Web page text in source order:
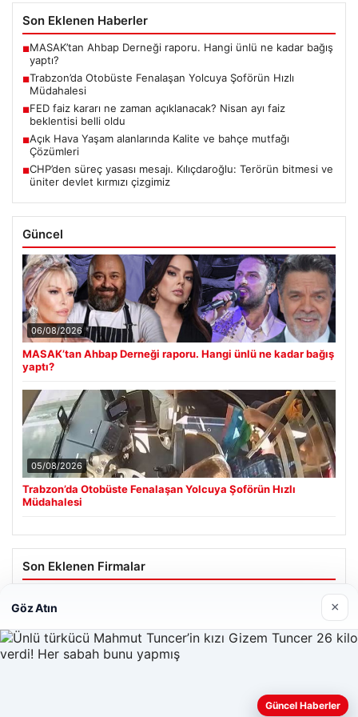
Son Eklenen Haberler
■MASAK’tan Ahbap Derneği raporu. Hangi ünlü ne kadar bağış
yaptı?
■Trabzon’da Otobüste Fenalaşan Yolcuya Şoförün Hızlı
Müdahalesi
■FED faiz kararı ne zaman açıklanacak? Nisan ayı faiz
beklentisi belli oldu
■Açık Hava Yaşam alanlarında Kalite ve bahçe mutfağı
Çözümleri
■CHP’den süreç yasası mesajı. Kılıçdaroğlu: Terörün bitmesi ve
üniter devlet kırmızı çizgimiz
Güncel
06/08/2026
MASAK’tan Ahbap Derneği raporu. Hangi ünlü ne kadar bağış
yaptı?
05/08/2026
Trabzon’da Otobüste Fenalaşan Yolcuya Şoförün Hızlı
Müdahalesi
Son Eklenen Firmalar
Web sitemizi nasıl kullandığınızı daha iyi anlayabilmek,
Göz Atın ×
Güncel Haberler